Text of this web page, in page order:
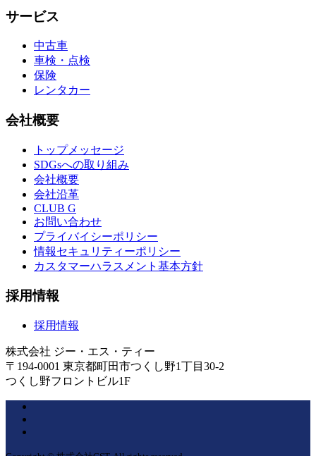
サービス
中古車
車検・点検
保険
レンタカー
会社概要
トップメッセージ
SDGsへの取り組み
会社概要
会社沿革
CLUB G
お問い合わせ
プライバイシーポリシー
情報セキュリティーポリシー
カスタマーハラスメント基本方針
採用情報
採用情報
株式会社 ジー・エス・ティー
〒194-0001 東京都町田市つくし野1丁目30-2
つくし野フロントビル1F